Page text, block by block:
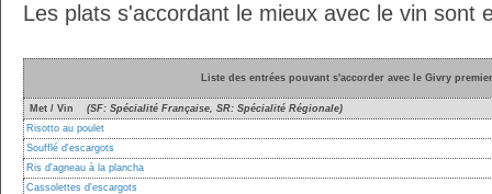
Les plats s'accordant le mieux avec le vin sont
Liste des entrées pouvant s'accorder avec le Givry
Met / Vin
(SF: Spécialité Française, SR: Spécialité Régionale)
Risotto au poulet
Soufflé d'escargots
Ris d'agneau à la plancha
Cassolettes d'escargots